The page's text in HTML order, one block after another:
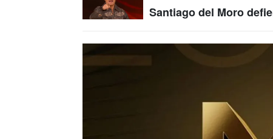
Santiago del Moro